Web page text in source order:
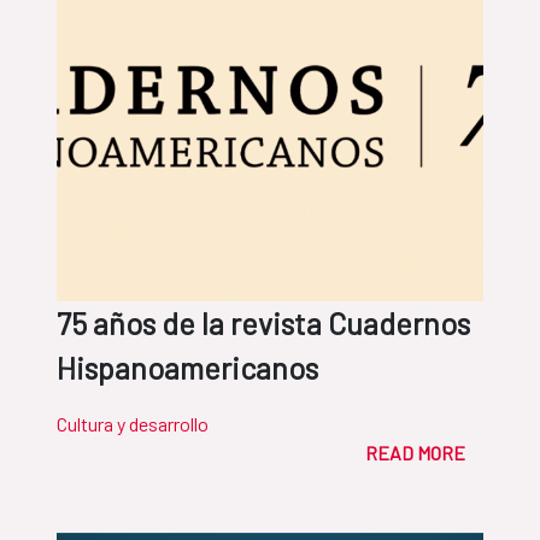
75 años de la revista Cuadernos
Hispanoamericanos
Cultura y desarrollo
READ MORE